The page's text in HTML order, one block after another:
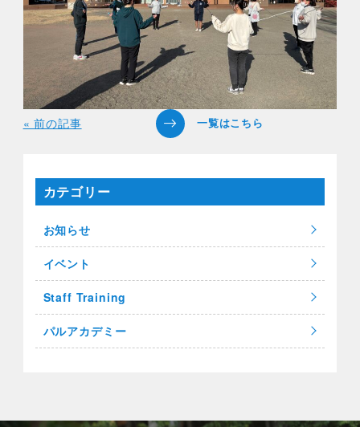
« 前の記事
カテゴリー
お知らせ
イベント
Staff Training
パルアカデミー